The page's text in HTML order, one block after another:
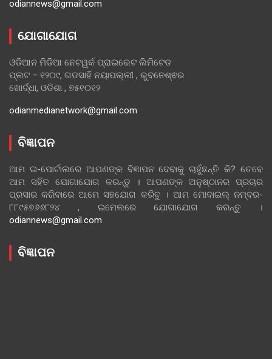
odiannews@gmail.com
ଯୋଗାଯୋଗ
ଓଡିଆନ ମିଡିଆ ନେଟୱର୍କ ପ୍ରାଇଭେଟ ଲିମିଟେଡ
ପ୍ଲଟ – ୧୨୦୯, ଗଡସାହି ନୟାପଲ୍ଲୀ , ଭୁବନେଶ୍ଵର
ଖୋର୍ଦ୍ଧା, ଓଡିଶା , ୭୫୧୦୧୨
odianmedianetwork@gmail.com
ବିଜ୍ଞାପନ
ଆମ ଇ-ପୋର୍ଟାଲରେ ଆପଣଙ୍କ ବିଜ୍ଞାପନ ଦେବାକୁ ଚାହୁଁଛନ୍ତି କି? ତେବେ
ଆମ ସହିତ ଯୋଗାଯୋଗ କରନ୍ତୁ । ଆପଣଙ୍କ ଅନୁଷ୍ଠାନର ପ୍ରଚାର
ପ୍ରସାର କରିବାରେ ଆମେ ସହଯୋଗ କରିବୁ । ଆମ ମୋବାଇଲ୍ ନମ୍ବର-
୮୮୯୫୭୬୬୮୨୪ , ଇମେଲରେ ଯୋଗାଯୋଗ କରନ୍ତୁ ।
odiannews@gmail.com
ବିଜ୍ଞାପନ